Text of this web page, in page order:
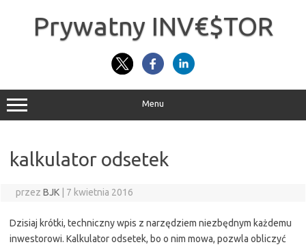
Prywatny INV€$TOR
Menu
kalkulator odsetek
przez BJK 7 kwietnia 2016
Dzisiaj krótki, techniczny wpis z narzędziem niezbędnym każdemu
inwestorowi. Kalkulator odsetek, bo o nim mowa, pozwla obliczyć